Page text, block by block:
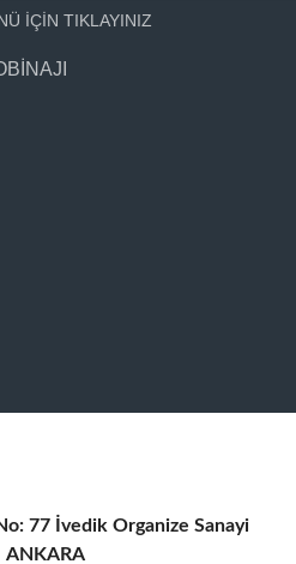
İÇİN TIKLAYINIZ
77 İvedik Organize Sanayi
ANKARA